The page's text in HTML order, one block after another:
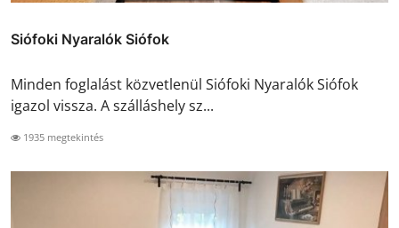
Siófoki Nyaralók Siófok
Minden foglalást közvetlenül Siófoki Nyaralók Siófok
igazol vissza. A szálláshely sz...
1935 megtekintés